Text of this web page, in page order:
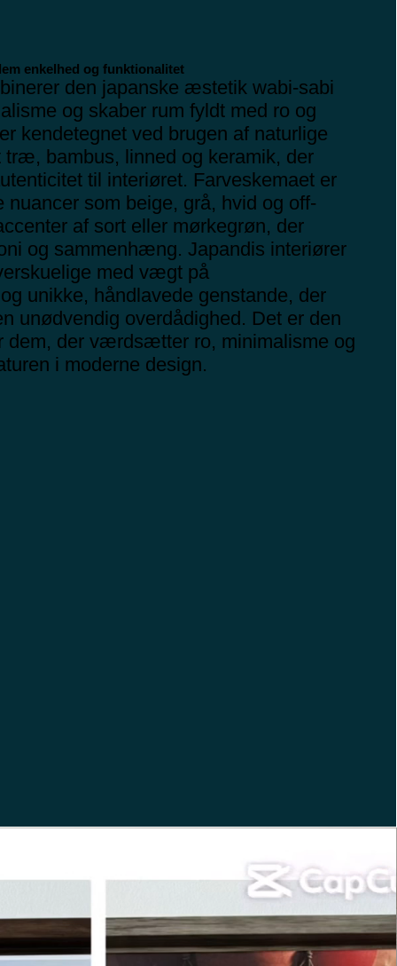
enkelhed og funktionalitet
den japanske æstetik wabi-sabi
og skaber rum fyldt med ro og
kendetegnet ved brugen af naturlige
træ, bambus, linned og keramik, der
til interiøret. Farveskemaet er
nuancer som beige, grå, hvid og off-
af sort eller mørkegrøn, der
og sammenhæng. Japandis interiører
med vægt på
unikke, håndlavede genstande, der
unødvendig overdådighed. Det er den
dem, der værdsætter ro, minimalisme og
i moderne design.